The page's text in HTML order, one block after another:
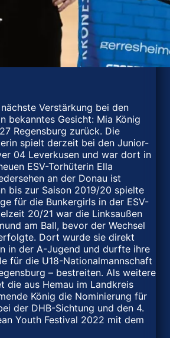
Verstärkung bei den
bekanntes Gesicht: Mia König
Regensburg zurück. Die
spielt derzeit bei den Junior-
04 Leverkusen und war dort in
ESV-Torhüterin Ella
an der Donau ist
bis zur Saison 2019/20 spielte
für die Bunkergirls in der ESV-
20/21 war die Linksaußen
am Ball, bevor der Wechsel
Dort wurde sie direkt
in der A-Jugend und durfte ihre
für die U18-Nationalmannschaft
– bestreiten. Als weitere
die aus Hemau im Landkreis
König die Nominierung für
der DHB-Sichtung und den 4.
Youth Festival 2022 mit dem